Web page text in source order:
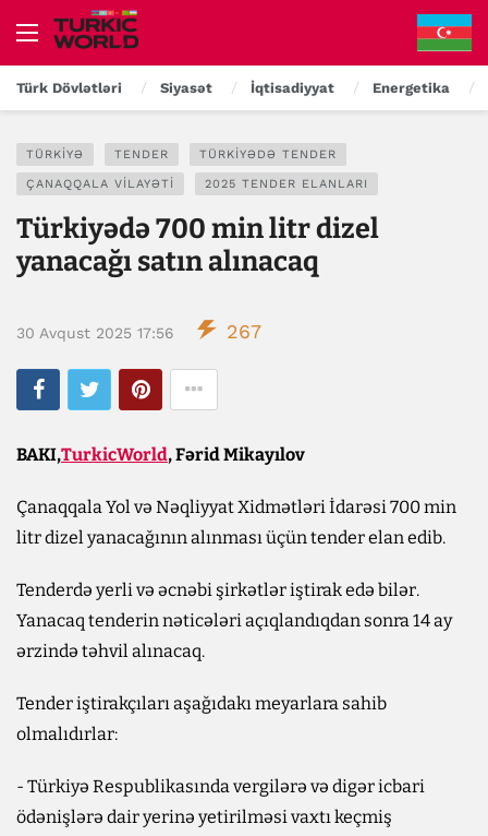
Türk Dövlətləri Siyasət İqtisadiyyat Energetika
TÜRKIYƏ TENDER TÜRKIYƏDƏ TENDER
ÇANAQQALA VILAYƏTI 2025 TENDER ELANLARI
Türkiyədə 700 min litr dizel
yanacağı satın alınacaq
30 Avqust 2025 17:56 267
BAKI,TurkicWorld, Fərid Mikayılov
Çanaqqala Yol və Nəqliyyat Xidmətləri İdarəsi 700 min
litr dizel yanacağının alınması üçün tender elan edib.
Tenderdə yerli və əcnəbi şirkətlər iştirak edə bilər.
Yanacaq tenderin nəticələri açıqlandıqdan sonra 14 ay
ərzində təhvil alınacaq.
Tender iştirakçıları aşağıdakı meyarlara sahib
olmalıdırlar:
- Türkiyə Respublikasında vergilərə və digər icbari
ödənişlərə dair yerinə yetirilməsi vaxtı keçmiş